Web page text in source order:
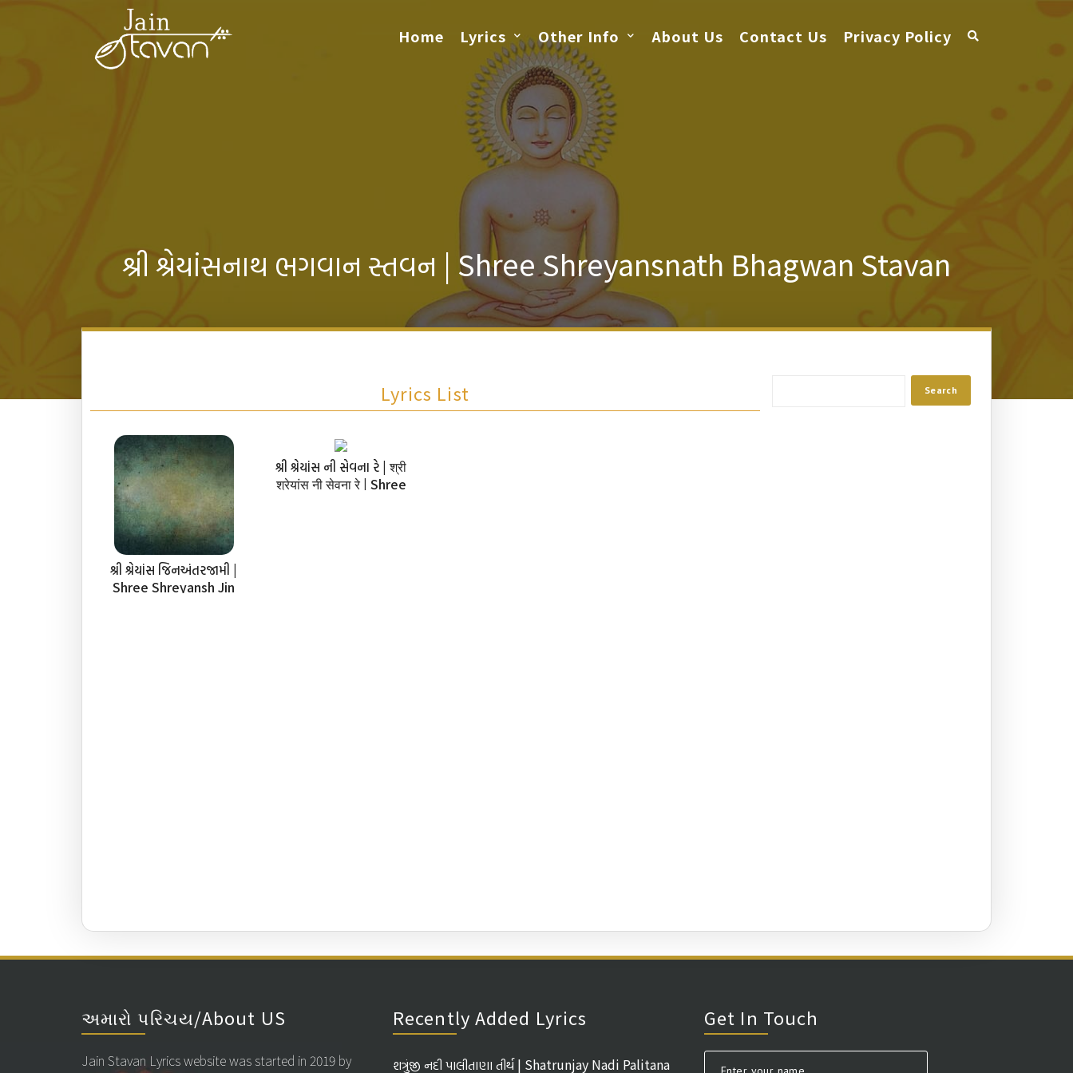
Home Lyrics Other Info About Us Contact Us Privacy Policy
શ્રી શ્રેયાંસનાથ ભગવાન સ્તવન | Shree Shreyansnath Bhagwan Stavan
Lyrics List
શ્રી શ્રેયાંસ જિનઅંતરજામી |
Shree Shreyansh Jin
શ્રી શ્રેયાંસ ની સેવના રે | श्री
श्रेयांस नी सेवना रे | Shree
અમારો પરિચય/About US
Jain Stavan Lyrics website was started in 2019 by
Recently Added Lyrics
શત્રુંજી નદી પાલીતાણા તીર્થ | Shatrunjay Nadi Palitana
Get In Touch